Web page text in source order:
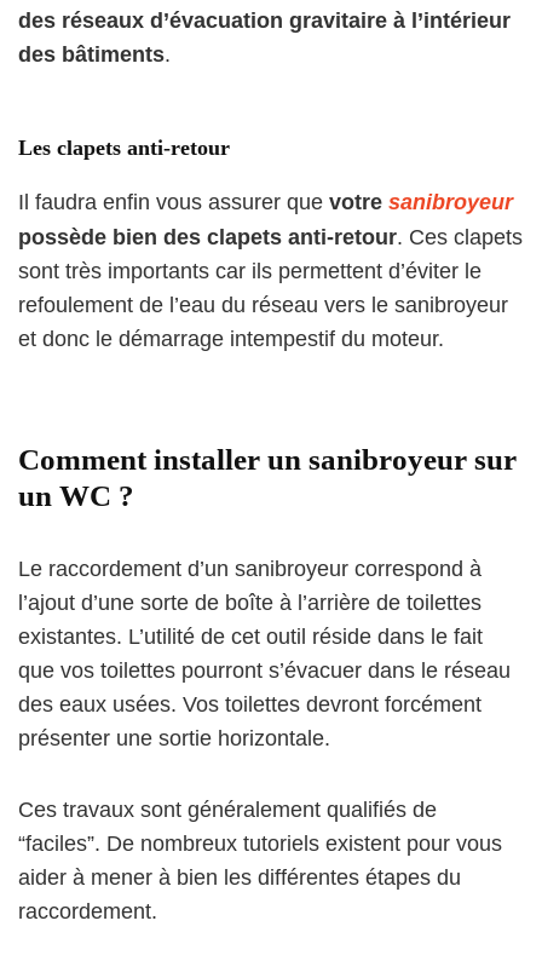
des réseaux d’évacuation gravitaire à l’intérieur
des bâtiments.
Les clapets anti-retour
Il faudra enfin vous assurer que votre sanibroyeur
possède bien des clapets anti-retour. Ces clapets
sont très importants car ils permettent d’éviter le
refoulement de l’eau du réseau vers le sanibroyeur
et donc le démarrage intempestif du moteur.
Comment installer un sanibroyeur sur
un WC ?
Le raccordement d’un sanibroyeur correspond à
l’ajout d’une sorte de boîte à l’arrière de toilettes
existantes. L’utilité de cet outil réside dans le fait
que vos toilettes pourront s’évacuer dans le réseau
des eaux usées. Vos toilettes devront forcément
présenter une sortie horizontale.
Ces travaux sont généralement qualifiés de
“faciles”. De nombreux tutoriels existent pour vous
aider à mener à bien les différentes étapes du
raccordement.